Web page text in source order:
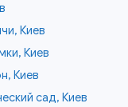
Киев
Киев
Киев
сад, Киев